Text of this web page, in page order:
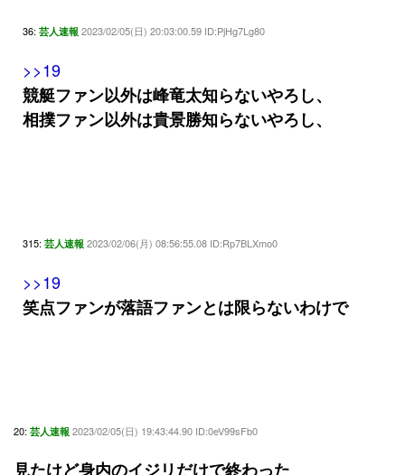
36: 芸人速報 2023/02/05(日) 20:03:00.59 ID:PjHg7Lg80
>>19
競艇ファン以外は峰竜太知らないやろし、
相撲ファン以外は貴景勝知らないやろし、
315: 芸人速報 2023/02/06(月) 08:56:55.08 ID:Rp7BLXmo0
>>19
笑点ファンが落語ファンとは限らないわけで
20: 芸人速報 2023/02/05(日) 19:43:44.90 ID:0eV99sFb0
見たけど身内のイジリだけで終わった